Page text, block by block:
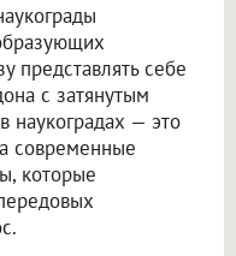
представлять себе
с затянутым
наукоградах — это
современные
которые